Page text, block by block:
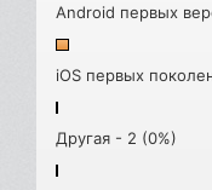
Android первых
iOS первых
Другая - 2 (0%)